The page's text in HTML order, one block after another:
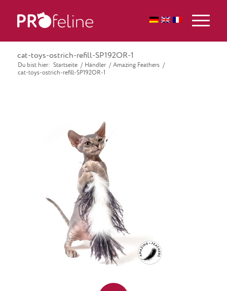
cat-toys-ostrich-refill-SP192OR-1
Du bist hier: Startseite / Händler / Amazing Feathers /
cat-toys-ostrich-refill-SP192OR-1